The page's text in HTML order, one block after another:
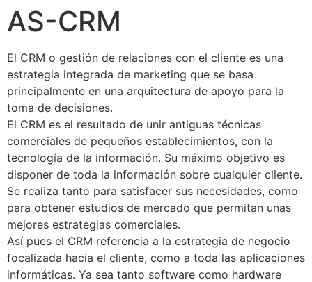
AS-CRM
El CRM o gestión de relaciones con el cliente es una
estrategia integrada de marketing que se basa
principalmente en una arquitectura de apoyo para la
toma de decisiones.
El CRM es el resultado de unir antiguas técnicas
comerciales de pequeños establecimientos, con la
tecnología de la información. Su máximo objetivo es
disponer de toda la información sobre cualquier cliente.
Se realiza tanto para satisfacer sus necesidades, como
para obtener estudios de mercado que permitan unas
mejores estrategias comerciales.
Así pues el CRM referencia a la estrategia de negocio
focalizada hacia el cliente, como a toda las aplicaciones
informáticas. Ya sea tanto software como hardware